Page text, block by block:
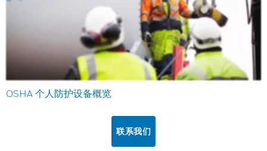
OSHA 个人防护设备概览
联系我们